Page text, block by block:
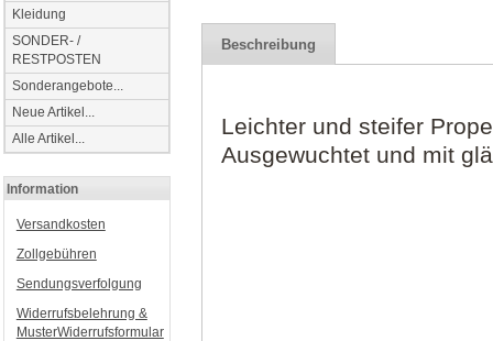
Kleidung
SONDER- /
RESTPOSTEN
Sonderangebote...
Neue Artikel...
Alle Artikel...
Information
Versandkosten
Zollgebühren
Sendungsverfolgung
Widerrufsbelehrung &
MusterWiderrufsformular
Beschreibung
Leichter und steifer
Ausgewuchtet und mit